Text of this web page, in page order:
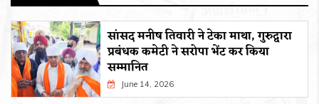
सांसद मनीष तिवारी ने टेका माथा, गुरुद्वारा
प्रबंधक कमेटी ने सरोपा भेंट कर किया
सम्मानित
June 14, 2026